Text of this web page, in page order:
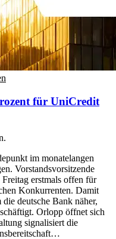
für UniCredit
im monatelangen
Vorstandsvorsitzende
erstmals offen für
Konkurrenten. Damit
deutsche Bank näher,
Orlopp öffnet sich
signalisiert die